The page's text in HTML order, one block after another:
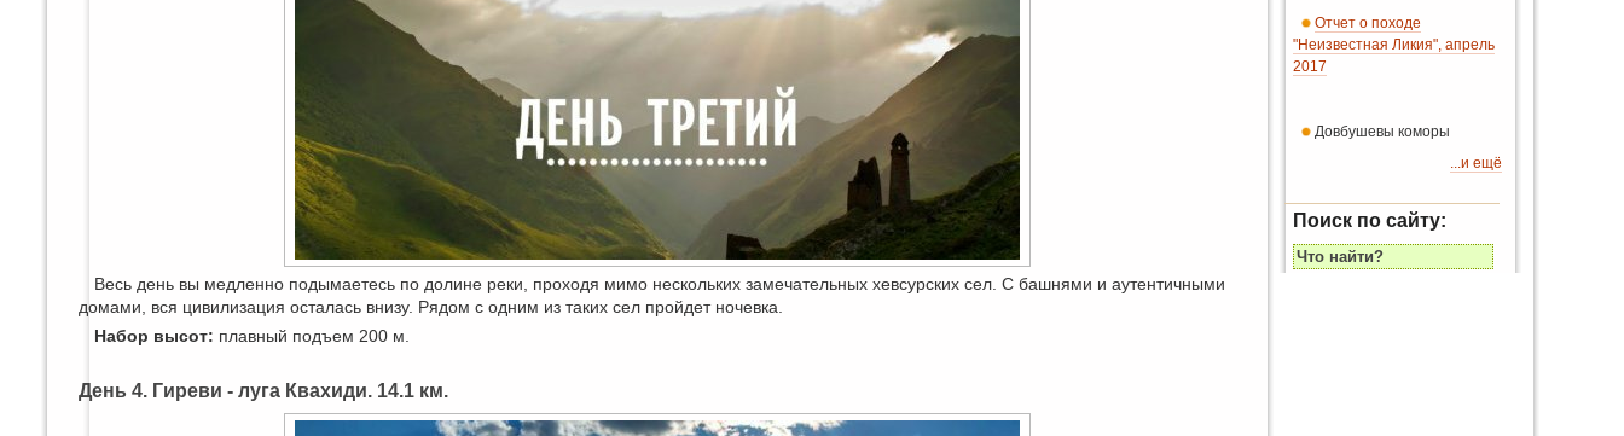
Весь день вы медленно подымаетесь по долине реки, проходя мимо нескольких замечательных хевсурских сел. С башнями и аутентичными
домами, вся цивилизация осталась внизу. Рядом с одним из таких сел пройдет ночевка.
Набор высот: плавный подъем 200 м.
День 4. Гиреви - луга Квахиди. 14.1 км.
Отчет о походе
"Неизвестная Ликия", апрель
2017
Довбушевы коморы
...и ещё
Поиск по сайту: